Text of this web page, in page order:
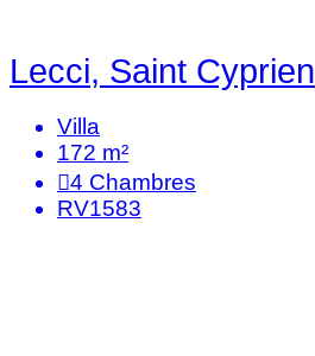
Lecci, Saint Cyprien
Villa
172 m²
4 Chambres
RV1583